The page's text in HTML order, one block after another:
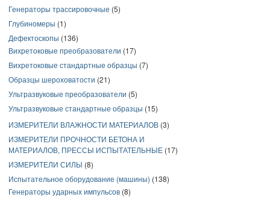
Генераторы трассировочные (5)
Глубиномеры (1)
Дефектоскопы (136)
Вихретоковые преобразователи (17)
Вихретоковые стандартные образцы (7)
Образцы шероховатости (21)
Ультразвуковые преобразователи (5)
Ультразвуковые стандартные образцы (15)
ИЗМЕРИТЕЛИ ВЛАЖНОСТИ МАТЕРИАЛОВ (3)
ИЗМЕРИТЕЛИ ПРОЧНОСТИ БЕТОНА И
МАТЕРИАЛОВ, ПРЕССЫ ИСПЫТАТЕЛЬНЫЕ (17)
ИЗМЕРИТЕЛИ СИЛЫ (8)
Испытательное оборудование (машины) (138)
Генераторы ударных импульсов (8)